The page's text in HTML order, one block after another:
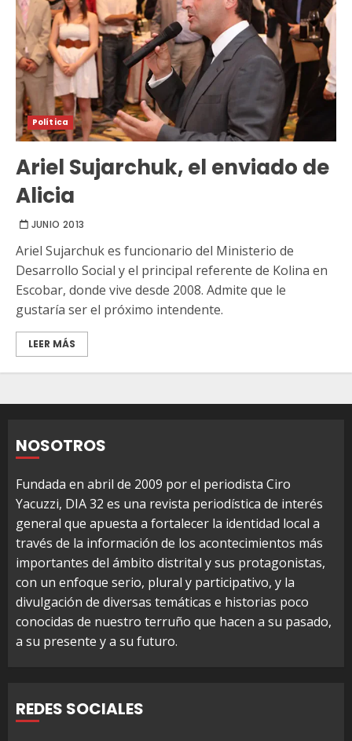
Política
Ariel Sujarchuk, el enviado de
Alicia
JUNIO 2013
Ariel Sujarchuk es funcionario del Ministerio de
Desarrollo Social y el principal referente de Kolina en
Escobar, donde vive desde 2008. Admite que le
gustaría ser el próximo intendente.
LEER MÁS
NOSOTROS
Fundada en abril de 2009 por el periodista Ciro
Yacuzzi, DIA 32 es una revista periodística de interés
general que apuesta a fortalecer la identidad local a
través de la información de los acontecimientos más
importantes del ámbito distrital y sus protagonistas,
con un enfoque serio, plural y participativo, y la
divulgación de diversas temáticas e historias poco
conocidas de nuestro terruño que hacen a su pasado,
a su presente y a su futuro.
REDES SOCIALES